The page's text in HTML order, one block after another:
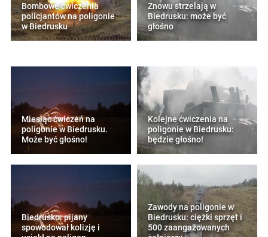
Bombowe ćwiczenia
policjantów na poligonie
w Biedrusku
Znowu strzelają w
Biedrusku: może być
głośno
Miesiąc ćwiczeń na
poligonie w Biedrusku.
Może być głośno!
Kolejne ćwiczenia na
poligonie w Biedrusku:
będzie głośno!
Biedrusko: pijany
spowodował kolizję i
Zawody na poligonie w
Biedrusku: ciężki sprzęt i
500 zaangażowanych